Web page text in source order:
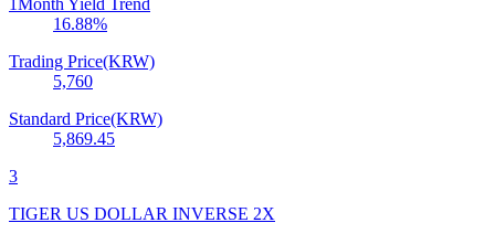
16.88%
Trading Price(KRW)
5,760
Standard Price(KRW)
5,869.45
3
TIGER US DOLLAR INVERSE 2X